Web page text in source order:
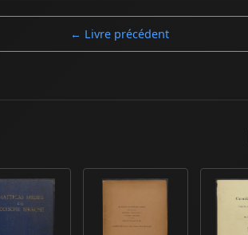
← Livre précédent